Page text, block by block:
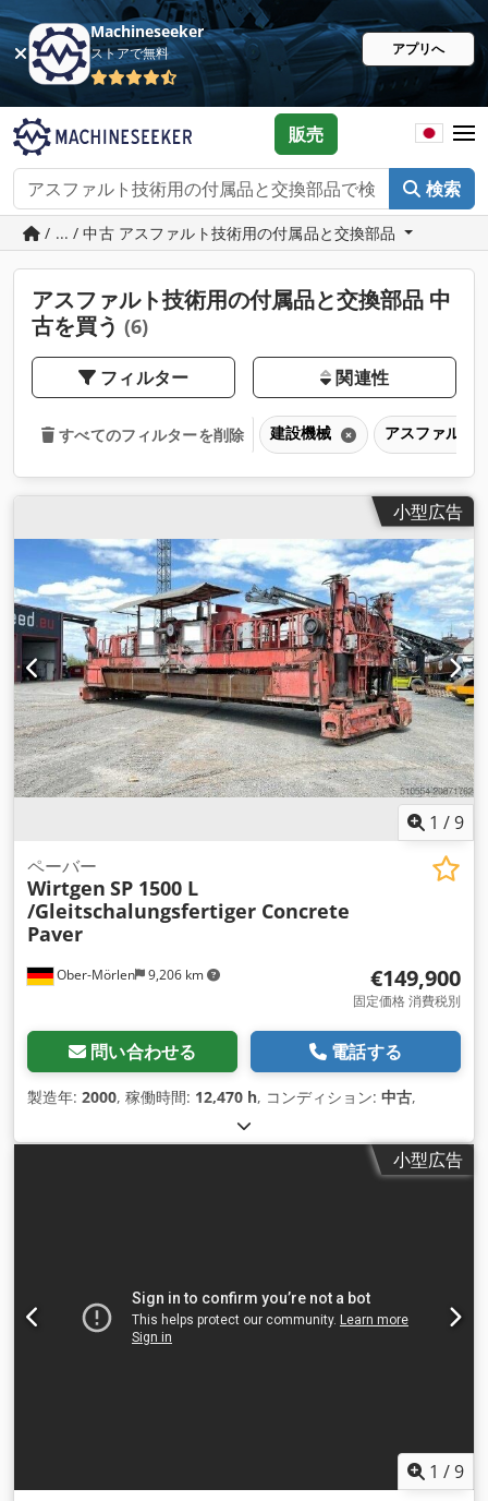
Machineseeker
ストアで無料 アプリへ
検索
販売
/ ... / 中古 アスファルト技術用の付属品と交換部品
アスファルト技術用の付属品と交換部品 中
古を買う (6)
フィルター 関連性
すべてのフィルターを削除 建設機械 アスファルト
小型広告
1 /9
Ober-Mörlen 9,206 km
ペーバー
Wirtgen SP 1500 L
/Gleitschalungsfertiger Concrete
Paver
€149,900
固定価格 消費税別
問い合わせる 電話する
製造年: 2000, 稼働時間: 12,470 h, コンディション: 中古,
小型広告
1 /9